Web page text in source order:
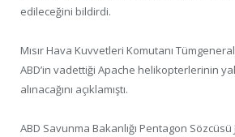
edileceğini bildirdi.
Mısır Hava Kuvvetleri Komutanı
ABD’in vadettiği Apache helikopterlerinin
alınacağını açıklamıştı.
ABD Savunma Bakanlığı Pentagon Sözcüsü